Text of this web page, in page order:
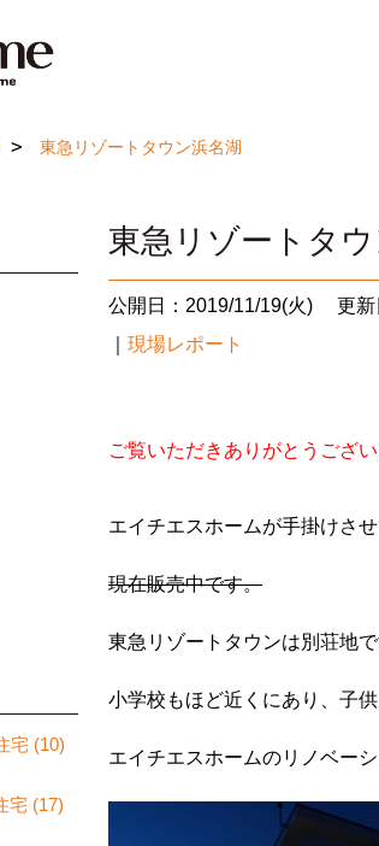
東急リゾートタウン浜名湖
東急リゾートタ
公開日：2019/11/19(火) 更
現場レポート
ご覧いただきありがとうござ
エイチエスホームが手掛けさ
現在販売中です。
東急リゾートタウンは別荘地
小学校もほど近くにあり、子
エイチエスホームのリノベー
宅 (10)
宅 (17)